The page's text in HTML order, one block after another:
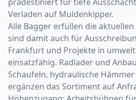
Verladen auf Muldenkipper.
Alle Bagger erfüllen die
sind damit auch für
Frankfurt und Projekte in
einsatzfähig. Radlader und
Schaufeln, hydraulische
ergänzen das Sortiment auf